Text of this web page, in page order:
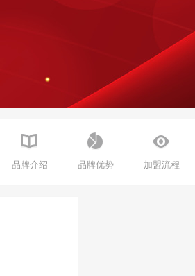
品牌介绍 品牌优势 加盟流程